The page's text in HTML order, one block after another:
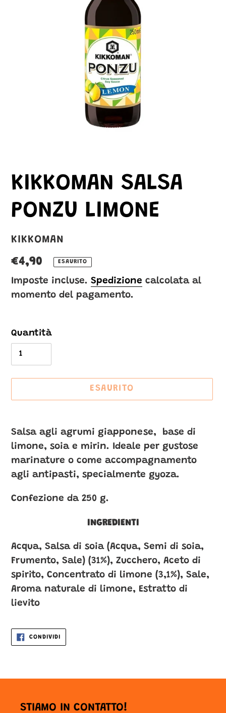
KIKKOMAN SALSA
PONZU LIMONE
VENDITORE
KIKKOMAN
Prezzo
di
listino
€4,90 ESAURITO
Imposte incluse. Spedizione calcolata al
momento del pagamento.
Quantità
ESAURITO
del
prodotto
nel
carrello
Salsa agli agrumi giapponese, base di
limone, soia e mirin. Ideale per gustose
marinature o come accompagnamento
agli antipasti, specialmente gyoza.
Confezione da 250 g.
INGREDIENTI
Acqua, Salsa di soia (Acqua, Semi di soia,
Frumento, Sale) (31%), Zucchero, Aceto di
spirito, Concentrato di limone (3,1%), Sale,
Aroma naturale di limone, Estratto di
lievito
CONDIVIDICONDIVIDI
FACEBOOK
STIAMO IN CONTATTO!